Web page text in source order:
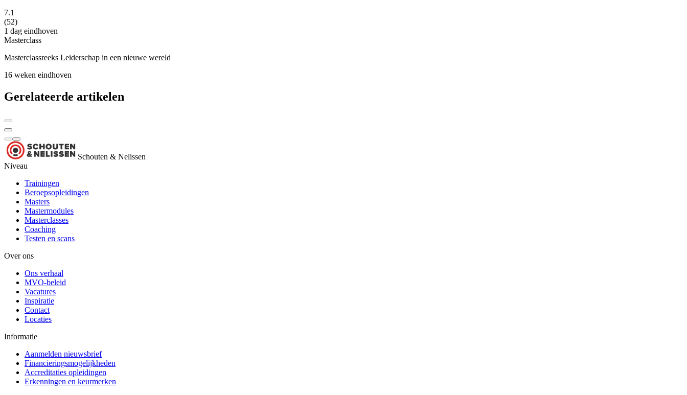
7.1
(52)
1 dag eindhoven
Masterclass
Masterclassreeks Leiderschap in een nieuwe wereld
16 weken eindhoven
Gerelateerde artikelen
Schouten & Nelissen
Niveau
Trainingen
Beroepsopleidingen
Masters
Mastermodules
Masterclasses
Coaching
Testen en scans
Over ons
Ons verhaal
MVO-beleid
Vacatures
Inspiratie
Contact
Locaties
Informatie
Aanmelden nieuwsbrief
Financieringsmogelijkheden
Accreditaties opleidingen
Erkenningen en keurmerken